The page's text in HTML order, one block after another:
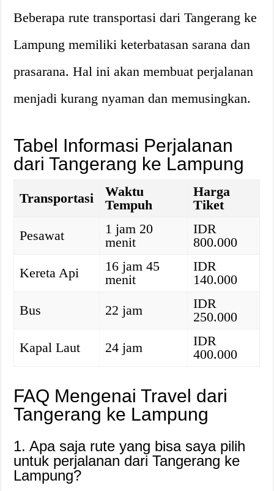
Beberapa rute transportasi dari Tangerang ke
Lampung memiliki keterbatasan sarana dan
prasarana. Hal ini akan membuat perjalanan
menjadi kurang nyaman dan memusingkan.
Tabel Informasi Perjalanan
dari Tangerang ke Lampung
Transportasi
Waktu
Tempuh
Harga
Tiket
Pesawat
1 jam 20
menit
IDR
800.000
Kereta Api
16 jam 45
menit
IDR
140.000
Bus
22 jam
IDR
250.000
Kapal Laut
24 jam
IDR
400.000
FAQ Mengenai Travel dari
Tangerang ke Lampung
1. Apa saja rute yang bisa saya pilih
untuk perjalanan dari Tangerang ke
Lampung?